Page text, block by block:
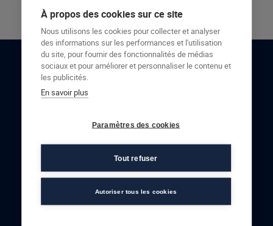
RESTONS EN CONTACT
À propos des cookies sur ce site
Nous utilisons les cookies pour collecter et analyser
des informations sur les performances et l'utilisation
du site, pour fournir des fonctionnalités de médias
sociaux et pour améliorer et personnaliser le contenu et
les publicités.
En savoir plus
Paramètres des cookies
Tout refuser
Autoriser tous les cookies